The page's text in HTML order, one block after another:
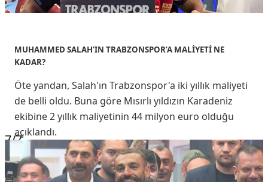
MUHAMMED SALAH’IN TRABZONSPOR’A MALİYETİ NE
KADAR?
Öte yandan, Salah'ın Trabzonspor'a iki yıllık maliyeti
de belli oldu. Buna göre Mısırlı yıldızın Karadeniz
ekibine 2 yıllık maliyetinin 44 milyon euro olduğu
açıklandı.
7/7